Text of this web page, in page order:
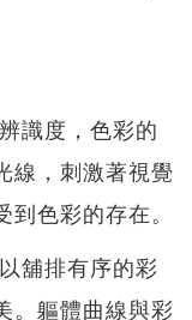
識度，色彩的
線，刺激著視覺
色彩的存在。
舖排有序的彩
。軀體曲線與彩